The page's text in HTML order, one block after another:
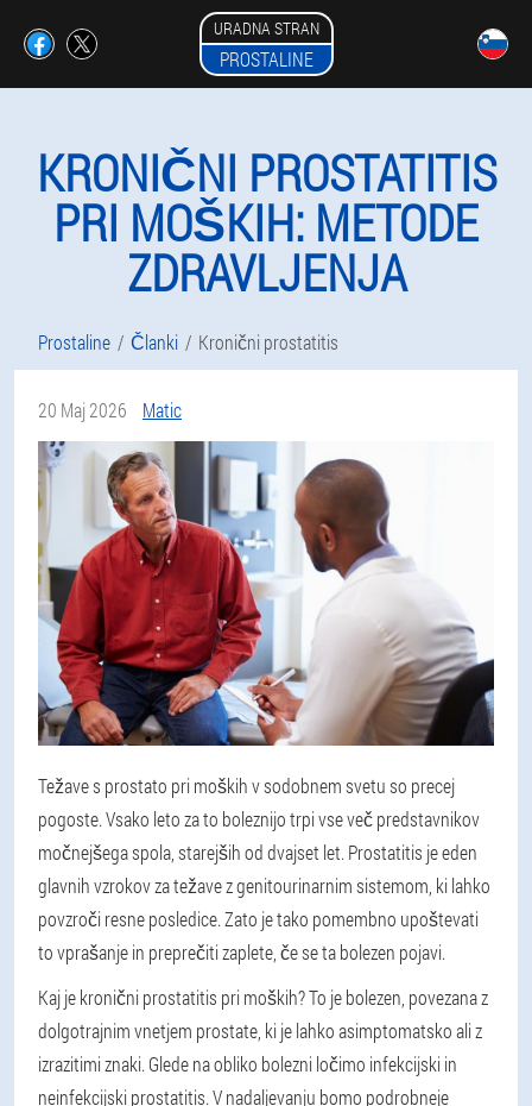
URADNA STRAN
PROSTALINE
KRONIČNI PROSTATITIS
PRI MOŠKIH: METODE
ZDRAVLJENJA
Prostaline Članki Kronični prostatitis
20 Maj 2026 Matic
Težave s prostato pri moških v sodobnem svetu so precej
pogoste. Vsako leto za to boleznijo trpi vse več predstavnikov
močnejšega spola, starejših od dvajset let. Prostatitis je eden
glavnih vzrokov za težave z genitourinarnim sistemom, ki lahko
povzroči resne posledice. Zato je tako pomembno upoštevati
to vprašanje in preprečiti zaplete, če se ta bolezen pojavi.
Kaj je kronični prostatitis pri moških? To je bolezen, povezana z
dolgotrajnim vnetjem prostate, ki je lahko asimptomatsko ali z
izrazitimi znaki. Glede na obliko bolezni ločimo infekcijski in
neinfekcijski prostatitis. V nadaljevanju bomo podrobneje